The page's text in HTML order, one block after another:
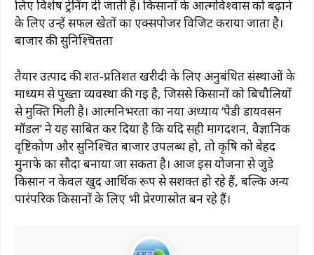
लिए विशेष ट्रेनिंग दी जाती है। किसानों के आत्मविश्वास को बढ़ाने
के लिए उन्हें सफल खेतों का एक्सपोजर विजिट कराया जाता है।
बाजार की सुनिश्चितता
तैयार उत्पाद की शत-प्रतिशत खरीदी के लिए अनुबंधित संस्थाओं के
माध्यम से पुख्ता व्यवस्था की गई है, जिससे किसानों को बिचौलियों
से मुक्ति मिली है। आत्मनिर्भरता का नया अध्याय ‘पैडी डायवर्सन
मॉडल’ ने यह साबित कर दिया है कि यदि सही मार्गदर्शन, वैज्ञानिक
दृष्टिकोण और सुनिश्चित बाजार उपलब्ध हो, तो कृषि को बेहद
मुनाफे का सौदा बनाया जा सकता है। आज इस योजना से जुड़े
किसान न केवल खुद आर्थिक रूप से सशक्त हो रहे हैं, बल्कि अन्य
पारंपरिक किसानों के लिए भी प्रेरणास्रोत बन रहे हैं।